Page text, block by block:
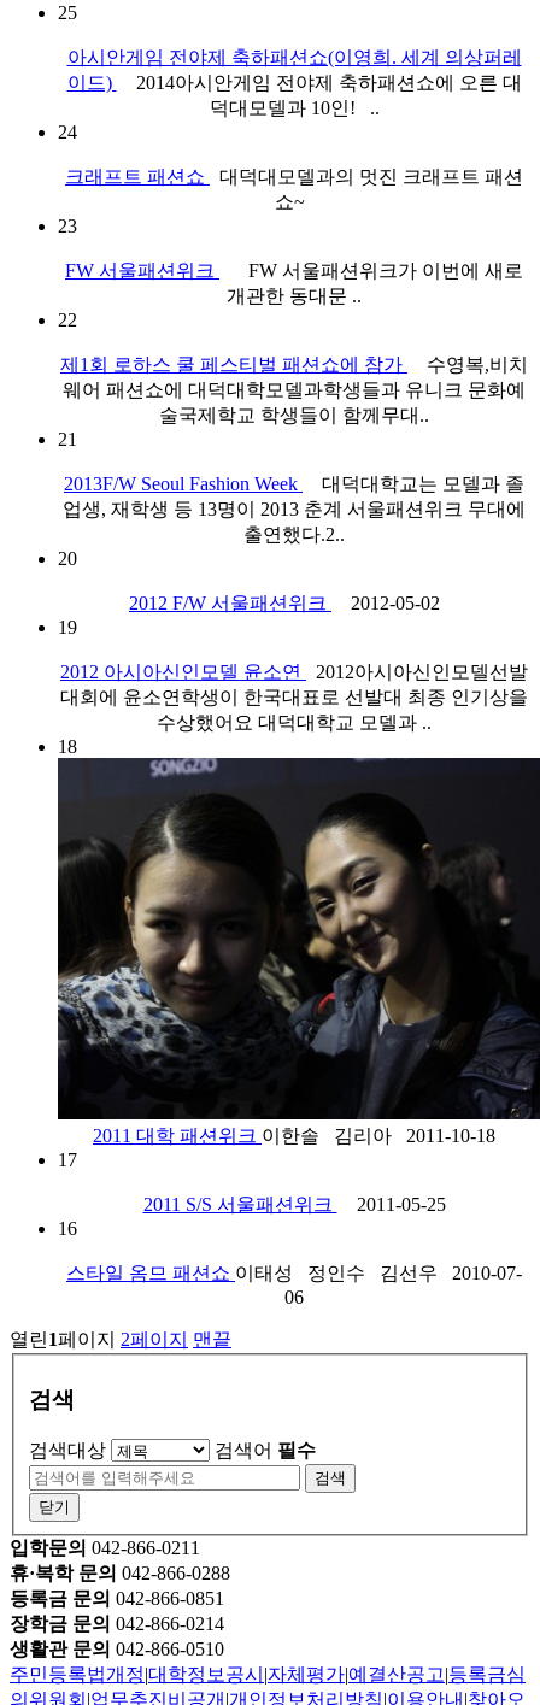
25
아시안게임 전야제 축하패션쇼(이영희. 세계 의상퍼레
이드)
2014아시안게임 전야제 축하패션쇼에 오른 대
덕대모델과 10인! ..
24
크래프트 패션쇼
대덕대모델과의 멋진 크래프트 패션
쇼~
23
FW 서울패션위크
FW 서울패션위크가 이번에 새로
개관한 동대문 ..
22
제1회 로하스 쿨 페스티벌 패션쇼에 참가
수영복,비치
웨어 패션쇼에 대덕대학모델과학생들과 유니크 문화예
술국제학교 학생들이 함께무대..
21
2013F/W Seoul Fashion Week
대덕대학교는 모델과 졸
업생, 재학생 등 13명이 2013 춘계 서울패션위크 무대에
출연했다.2..
20
2012 F/W 서울패션위크
2012-05-02
19
2012 아시아신인모델 윤소연
2012아시아신인모델선발
대회에 윤소연학생이 한국대표로 선발대 최종 인기상을
수상했어요 대덕대학교 모델과 ..
18
2011 대학 패션위크 이한솔 김리아 2011-10-18
17
2011 S/S 서울패션위크
2011-05-25
16
스타일 옴므 패션쇼 이태성 정인수 김선우 2010-07-
06
열린1페이지 2페이지 맨끝
검색
검색대상 검색어 필수
검색
닫기
입학문의 042-866-0211
휴·복학 문의 042-866-0288
등록금 문의 042-866-0851
장학금 문의 042-866-0214
생활관 문의 042-866-0510
주민등록법개정|대학정보공시 |자체평가|예결산공고|등록금심
의위원회 |업무추진비공개 |개인정보처리방침|이용안내 |찾아오